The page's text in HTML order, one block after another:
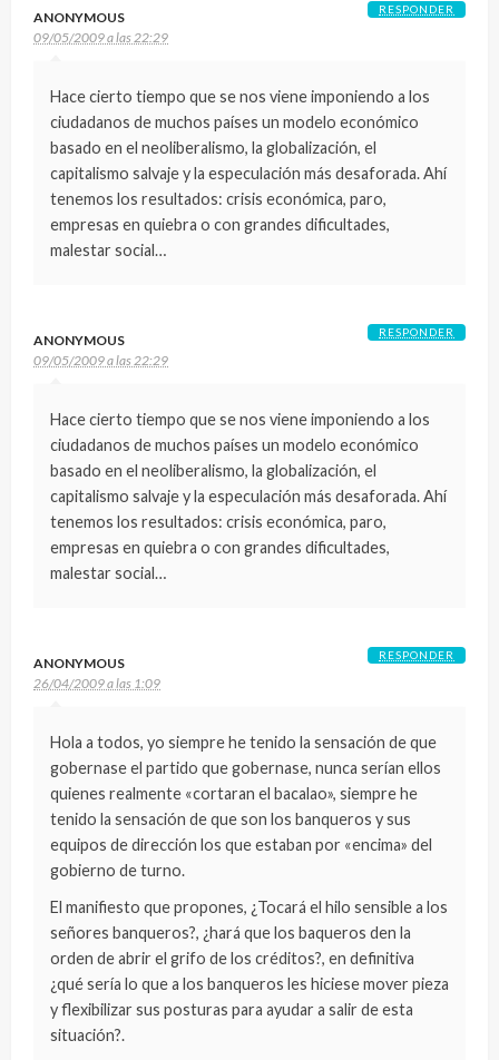
ANONYMOUS
09/05/2009 a las 22:29
Hace cierto tiempo que se nos viene imponiendo a los
ciudadanos de muchos países un modelo económico
basado en el neoliberalismo, la globalización, el
capitalismo salvaje y la especulación más desaforada. Ahí
tenemos los resultados: crisis económica, paro,
empresas en quiebra o con grandes dificultades,
malestar social…
RESPONDER
ANONYMOUS
09/05/2009 a las 22:29
Hace cierto tiempo que se nos viene imponiendo a los
ciudadanos de muchos países un modelo económico
basado en el neoliberalismo, la globalización, el
capitalismo salvaje y la especulación más desaforada. Ahí
tenemos los resultados: crisis económica, paro,
empresas en quiebra o con grandes dificultades,
malestar social…
RESPONDER
ANONYMOUS
26/04/2009 a las 1:09
Hola a todos, yo siempre he tenido la sensación de que
gobernase el partido que gobernase, nunca serían ellos
quienes realmente «cortaran el bacalao», siempre he
tenido la sensación de que son los banqueros y sus
equipos de dirección los que estaban por «encima» del
gobierno de turno.
El manifiesto que propones, ¿Tocará el hilo sensible a los
señores banqueros?, ¿hará que los baqueros den la
orden de abrir el grifo de los créditos?, en definitiva
¿qué sería lo que a los banqueros les hiciese mover pieza
y flexibilizar sus posturas para ayudar a salir de esta
situación?.
RESPONDER